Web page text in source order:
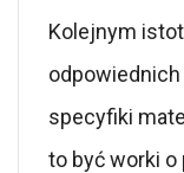
Kolejnym
odpowiednich
specyfiki
to być worki